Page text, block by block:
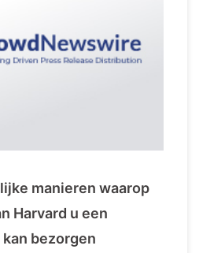
manieren waarop
Harvard u een
bezorgen